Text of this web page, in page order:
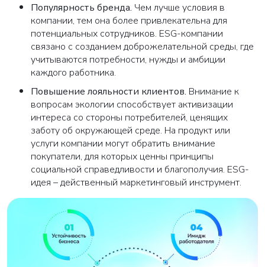
Популярность бренда. Чем лучше условия в
компании, тем она более привлекательна для
потенциальных сотрудников. ESG-компании
связано с созданием доброжелательной среды, где
учитываются потребности, нужды и амбиции
каждого работника.
Повышение лояльности клиентов. Внимание к
вопросам экологии способствует активизации
интереса со стороны потребителей, ценящих
заботу об окружающей среде. На продукт или
услуги компании могут обратить внимание
покупатели, для которых ценны принципы
социальной справедливости и благополучия. ESG-
идея – действенный маркетинговый инструмент.